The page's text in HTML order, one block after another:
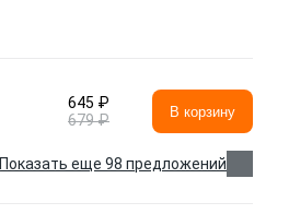
645 ₽
679 ₽
В корзину
Показать еще 98 предложений